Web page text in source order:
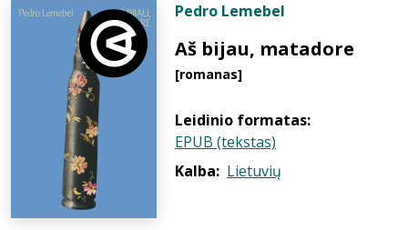
Pedro Lemebel
Aš bijau, matadore
[romanas]
Leidinio formatas:
EPUB (tekstas)
Kalba: Lietuvių